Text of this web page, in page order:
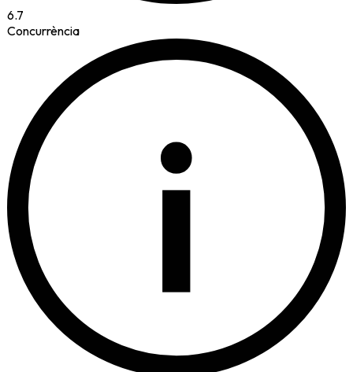
6.7
Concurrència
i